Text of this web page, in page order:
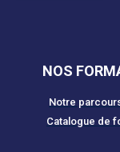
NOS
Notre
Catalogue de